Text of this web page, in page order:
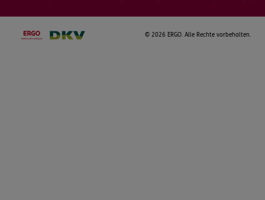
© 2026 ERGO. Alle Rechte vorbehalten.